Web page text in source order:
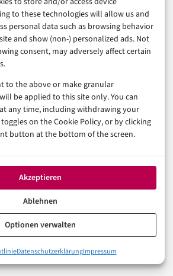
to these technologies will allow us and
personal data such as browsing behavior
and show (non-) personalized ads. Not
consent, may adversely affect certain
to the above or make granular
be applied to this site only. You can
any time, including withdrawing your
on the Cookie Policy, or by clicking
button at the bottom of the screen.
Akzeptieren
Ablehnen
Optionen verwalten
DatenschutzerklärungImpressum
umgekehrt wurde? Der AI Act hat
geschaffen. Aber er hat die
denen bestehende
angewendet werden. Haben Sie
schon unter Hochrisiko fallen
Vorgaben, Risikoklassen und
RECHT